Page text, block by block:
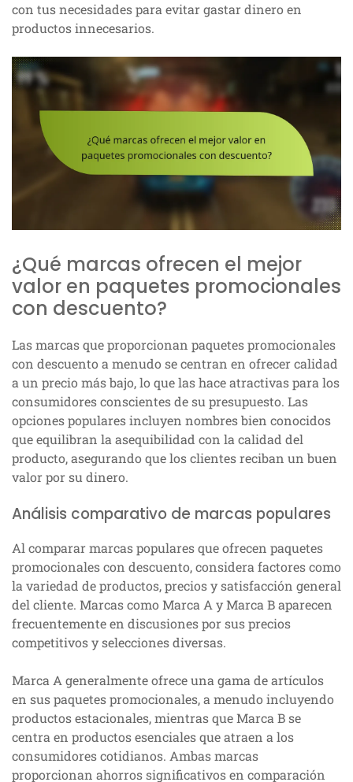
con tus necesidades para evitar gastar dinero en
productos innecesarios.
¿Qué marcas ofrecen el mejor
valor en paquetes promocionales
con descuento?
Las marcas que proporcionan paquetes promocionales
con descuento a menudo se centran en ofrecer calidad
a un precio más bajo, lo que las hace atractivas para los
consumidores conscientes de su presupuesto. Las
opciones populares incluyen nombres bien conocidos
que equilibran la asequibilidad con la calidad del
producto, asegurando que los clientes reciban un buen
valor por su dinero.
Análisis comparativo de marcas populares
Al comparar marcas populares que ofrecen paquetes
promocionales con descuento, considera factores como
la variedad de productos, precios y satisfacción general
del cliente. Marcas como Marca A y Marca B aparecen
frecuentemente en discusiones por sus precios
competitivos y selecciones diversas.
Marca A generalmente ofrece una gama de artículos
en sus paquetes promocionales, a menudo incluyendo
productos estacionales, mientras que Marca B se
centra en productos esenciales que atraen a los
consumidores cotidianos. Ambas marcas
proporcionan ahorros significativos en comparación